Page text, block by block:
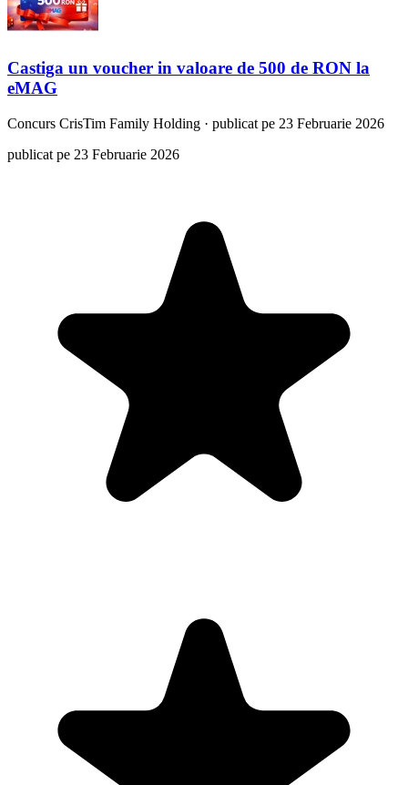
Castiga un voucher in valoare de 500 de RON la
eMAG
Concurs CrisTim Family Holding · publicat pe 23 Februarie 2026
publicat pe 23 Februarie 2026